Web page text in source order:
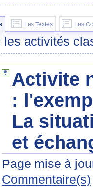
Les Textes Les
les activités
Activite
:
La
et
Page mise à
Commentaire(s)